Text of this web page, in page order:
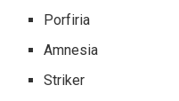
Porfiria
Amnesia
Striker